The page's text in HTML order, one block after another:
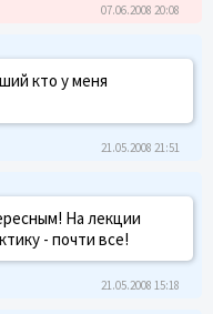
07.06.2008 20:08
кто у меня
21.05.2008 21:51
На лекции
- почти все!
21.05.2008 15:18